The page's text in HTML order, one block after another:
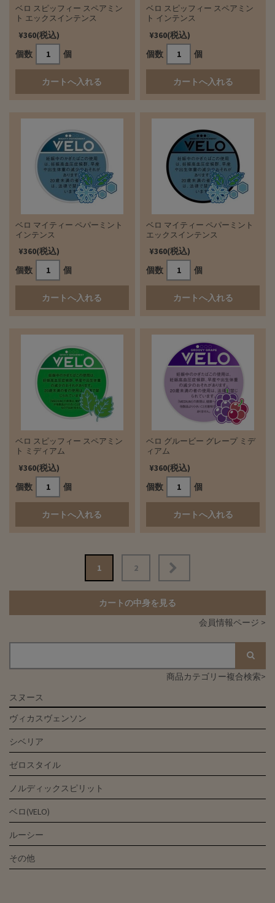
ベロ スピッフィー スペアミン
ト エックスインテンス
¥360(税込)
個数
個
ベロ スピッフィー スペアミン
ト インテンス
¥360(税込)
個数
個
ベロ マイティー ペパーミント
インテンス
¥360(税込)
個数
個
ベロ マイティー ペパーミント
エックスインテンス
¥360(税込)
個数
個
ベロ スピッフィー スペアミン
ト ミディアム
¥360(税込)
個数
個
ベロ グルービー グレープ ミデ
ィアム
¥360(税込)
個数
個
ビ
シ
ン
1 2
カートの中身を見る
会員情報ページ >
商品カテゴリー複合検索>
スヌース
ヴィカスヴェンソン
シベリア
ゼロスタイル
ノルディックスピリット
ベロ(VELO)
ルーシー
その他